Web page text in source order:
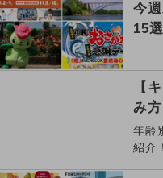
今
15選
【
み方
年齢
紹介！